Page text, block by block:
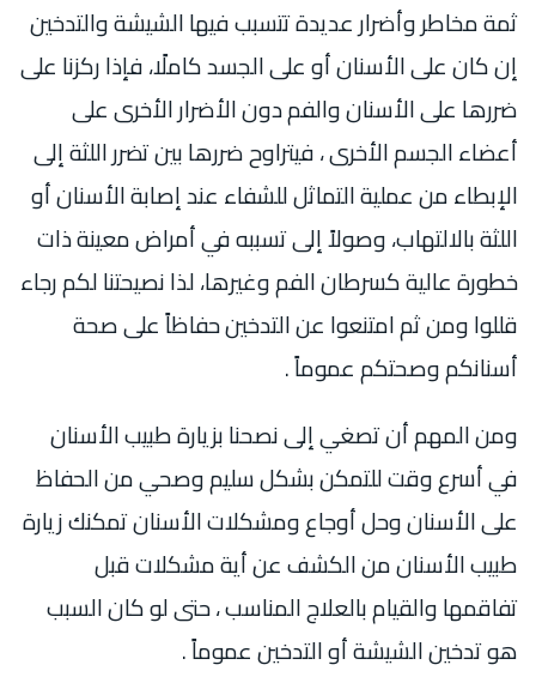
ثمة مخاطر وأضرار عديدة تتسبب فيها الشيشة والتدخين
إن كان على الأسنان أو على الجسد كاملًا، فإذا ركزنا على
ضررها على الأسنان والفم دون الأضرار الأخرى على
أعضاء الجسم الأخرى ، فيتراوح ضررها بين تضرر اللثة إلى
الإبطاء من عملية التماثل للشفاء عند إصابة الأسنان أو
اللثة بالالتهاب، وصولاً إلى تسببه في أمراض معينة ذات
خطورة عالية كسرطان الفم وغيرها، لذا نصيحتنا لكم رجاء
قللوا ومن ثم امتنعوا عن التدخين حفاظاً على صحة
أسنانكم وصحتكم عموماً .
ومن المهم أن تصغي إلى نصحنا بزيارة طبيب الأسنان
في أسرع وقت للتمكن بشكل سليم وصحي من الحفاظ
على الأسنان وحل أوجاع ومشكلات الأسنان تمكنك زيارة
طبيب الأسنان من الكشف عن أية مشكلات قبل
تفاقمها والقيام بالعلاج المناسب ، حتى لو كان السبب
هو تدخين الشيشة أو التدخين عموماً .